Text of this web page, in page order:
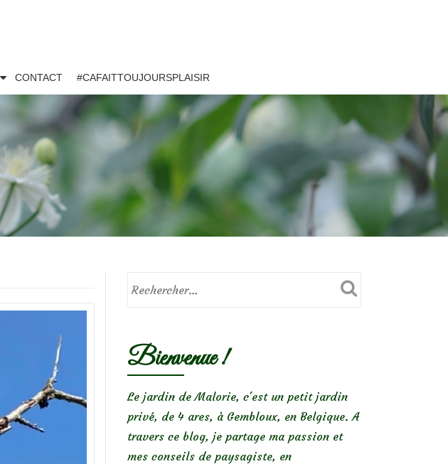
CONTACT #CAFAITTOUJOURSPLAISIR
Bienvenue !
Le jardin de Malorie, c'est un petit jardin
privé, de 4 ares, à Gembloux, en Belgique. A
travers ce blog, je partage ma passion et
mes conseils de paysagiste, en